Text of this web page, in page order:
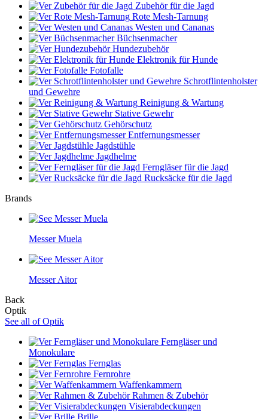
Zubehör für die Jagd
Rote Mesh-Tarnung
Westen und Cananas
Büchsenmacher
Hundezubehör
Elektronik für Hunde
Fotofalle
Schrotflintenholster
und Gewehre
Reinigung & Wartung
Stative Gewehr
Gehörschutz
Entfernungsmesser
Jagdstühle
Jagdhelme
Ferngläser für die Jagd
Rucksäcke für die Jagd
Brands
Messer Muela
Messer Aitor
Back
Optik
See all of Optik
Ferngläser und
Monokulare
Fernglas
Fernrohre
Waffenkammern
Rahmen & Zubehör
Visierabdeckungen
Brille